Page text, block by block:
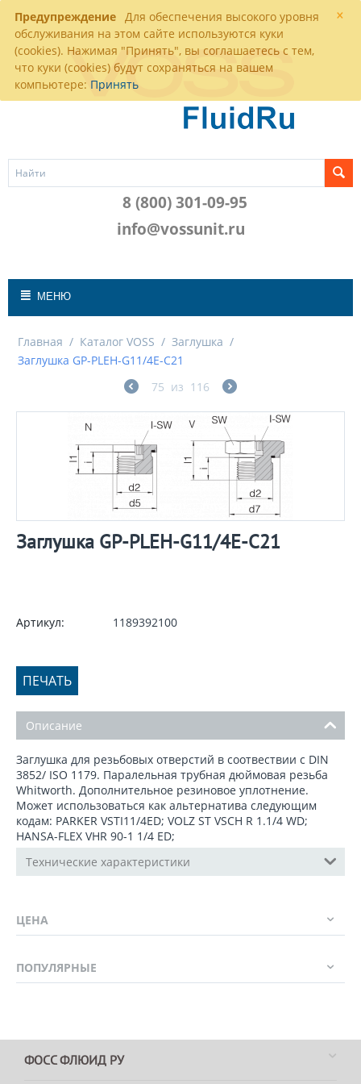
×
Предупреждение Для обеспечения высокого уровня
обслуживания на этом сайте используются куки
(cookies). Нажимая "Принять", вы соглашаетесь с тем,
что куки (cookies) будут сохраняться на вашем
компьютере: Принять
8 (800) 301-09-95
info@vossunit.ru
МЕНЮ
Главная / Каталог VOSS / Заглушка /
Заглушка GP-PLEH-G11/4E-C21
75 из 116
Заглушка GP-PLEH-G11/4E-C21
Артикул: 1189392100
ПЕЧАТЬ
Описание
Заглушка для резьбовых отверстий в соотвествии с DIN
3852/ ISO 1179. Паралельная трубная дюймовая резьба
Whitworth. Дополнительное резиновое уплотнение.
Может использоваться как альтернатива следующим
кодам: PARKER VSTI11/4ED; VOLZ ST VSCH R 1.1/4 WD;
HANSA-FLEX VHR 90-1 1/4 ED;
Технические характеристики
ЦЕНА
ПОПУЛЯРНЫЕ
ФОСС ФЛЮИД РУ